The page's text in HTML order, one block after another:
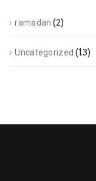
ramadan (2)
Uncategorized (13)